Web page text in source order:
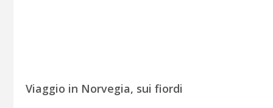
Viaggio in Norvegia, sui fiordi